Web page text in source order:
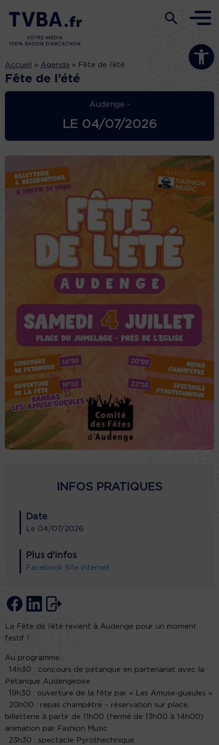
Ouvrir la
Accueil » Agenda » Fête de l’été
Fête de l’été
Audenge -
LE 04/07/2026
INFOS PRATIQUES
Date
Le 04/07/2026
Plus d'infos
Facebook Site internet
La Fête de l’été revient à Audenge pour un moment
festif !
Au programme :
. 14h30 : concours de pétanque en partenariat avec la
Pétanque Audengeoise
. 19h30 : ouverture de la fête par « Les Amuse-gueules »
. 20h00 : repas champêtre – réservation sur place,
billetterie à partir de 11h00 (fermé de 13h00 à 14h00)
animation par Fashion Music
. 23h30 : spectacle Pyrothechnique